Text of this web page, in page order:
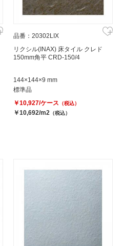
品番：20302LIX
リクシル(INAX) 床タイル クレド
150mm角平 CRD-150/4
144×144×9 mm
標準品
￥10,927/ケース （税込）
￥10,692/m2 （税込）